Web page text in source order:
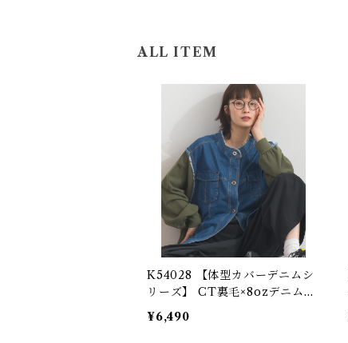
ALL ITEM
K54028 【体型カバーデニムシ
リーズ】 CT裏毛×8ozデニム異
素材リメイク風デニム切替 ブル
ゾン / CT Sweat × 8oz Denim
¥6,490